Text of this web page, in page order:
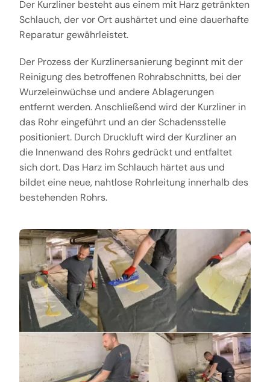
Der Kurzliner besteht aus einem mit Harz getränkten
Schlauch, der vor Ort aushärtet und eine dauerhafte
Reparatur gewährleistet.
Der Prozess der Kurzlinersanierung beginnt mit der
Reinigung des betroffenen Rohrabschnitts, bei der
Wurzeleinwüchse und andere Ablagerungen
entfernt werden. Anschließend wird der Kurzliner in
das Rohr eingeführt und an der Schadensstelle
positioniert. Durch Druckluft wird der Kurzliner an
die Innenwand des Rohrs gedrückt und entfaltet
sich dort. Das Harz im Schlauch härtet aus und
bildet eine neue, nahtlose Rohrleitung innerhalb des
bestehenden Rohrs.